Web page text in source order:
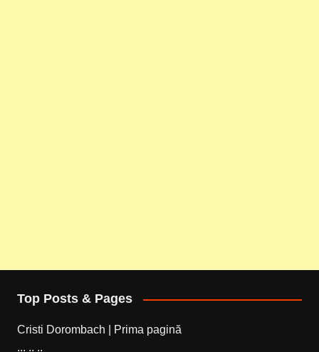
Top Posts & Pages
Cristi Dorombach | Prima pagină
... .. ..